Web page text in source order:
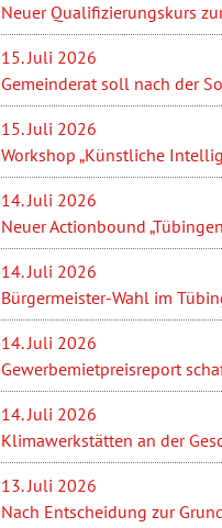
Neuer Qualifizierungskurs
15. Juli 2026
Gemeinderat soll nach der
15. Juli 2026
Workshop „Künstliche
14. Juli 2026
Neuer Actionbound
14. Juli 2026
Bürgermeister-Wahl im
14. Juli 2026
Gewerbemietpreisreport
14. Juli 2026
Klimawerkstätten an der
13. Juli 2026
Nach Entscheidung zur